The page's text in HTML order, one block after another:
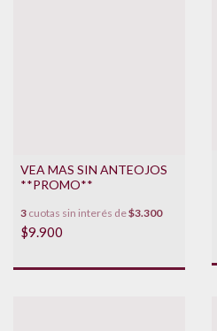
VEA MAS SIN ANTEOJOS
**PROMO**
3 cuotas sin interés de$3.300
$9.900